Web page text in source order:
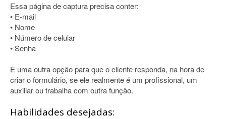
Essa página de captura precisa conter:
• E-mail
• Nome
• Número de celular
• Senha
E uma outra opção para que o cliente responda, na hora de
criar o formulário, se ele realmente é um profissional, um
auxiliar ou trabalha com outra função.
Habilidades desejadas: